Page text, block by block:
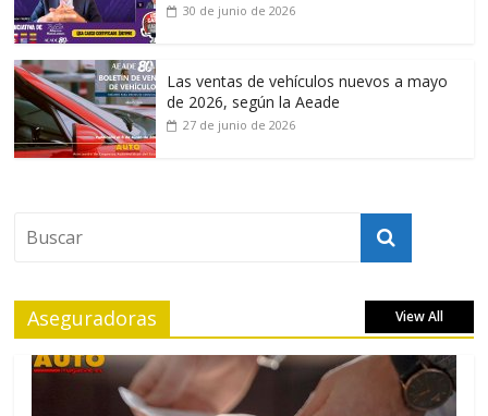
30 de junio de 2026
Las ventas de vehículos nuevos a mayo
de 2026, según la Aeade
27 de junio de 2026
Aseguradoras View All